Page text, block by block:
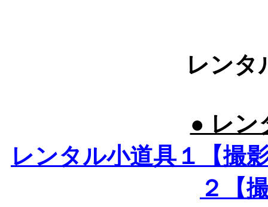
レンタ
● レン
レンタル小道具１【撮
２【